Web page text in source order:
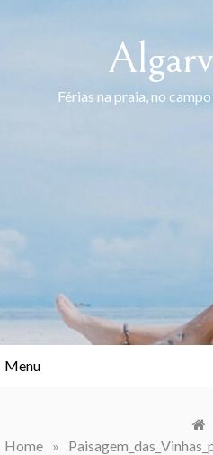
Férias na praia, no
Menu
Home »